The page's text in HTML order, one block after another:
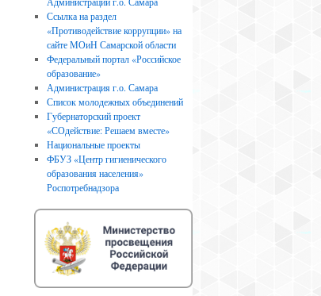
Ссылка на раздел
«Противодействие коррупции» на
сайте МОиН Самарской области
Федеральный портал «Российское
образование»
Администрация г.о. Самара
Список молодежных объединений
Губернаторский проект
«СОдействие: Решаем вместе»
Национальные проекты
ФБУЗ «Центр гигиенического
образования населения»
Роспотребнадзора